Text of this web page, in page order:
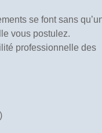
se font sans
vous postulez.
professionnelle des